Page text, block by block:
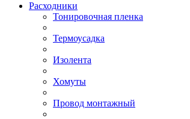
Расходники
Тонировочная пленка
Термоусадка
Изолента
Хомуты
Провод монтажный